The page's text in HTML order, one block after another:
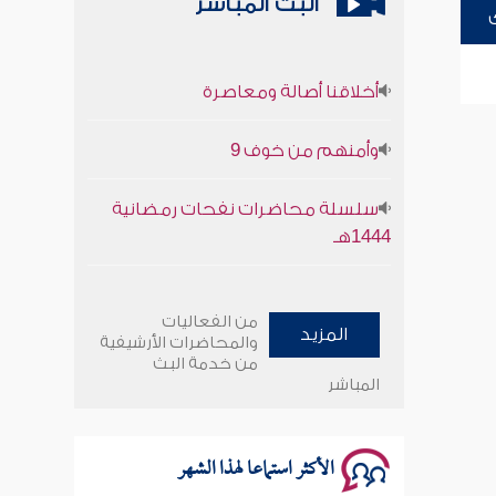
1444هـ
وأمنهم من خوف 9
سلسلة محاضرات نفحات رمضانية
المزيد
من الفعاليات
والمحاضرات الأرشيفية
من خدمة البث
المباشر
الأكثر استماعا لهذا الشهر